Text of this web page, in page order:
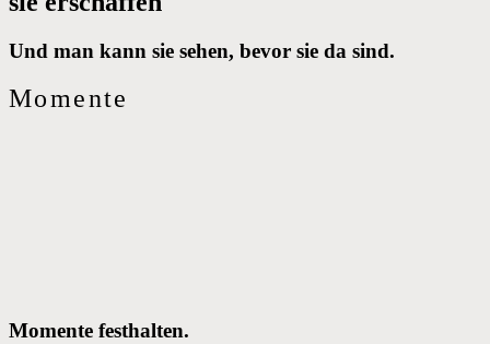
Und man kann sie sehen, bevor sie da sind.
Momente
Momente festhalten.